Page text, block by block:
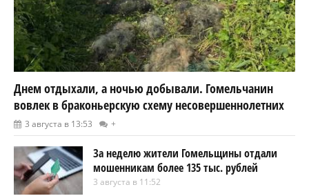
Днем отдыхали, а ночью добывали. Гомельчанин
вовлек в браконьерскую схему несовершеннолетних
3 августа в 13:53 +
За неделю жители Гомельщины отдали
мошенникам более 135 тыс. рублей
3 августа в 11:52